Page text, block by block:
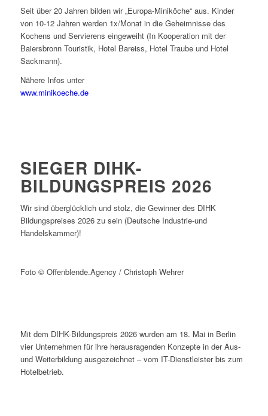
Seit über 20 Jahren bilden wir „Europa-Miniköche“ aus. Kinder
von 10-12 Jahren werden 1x/Monat in die Geheimnisse des
Kochens und Servierens eingeweiht (In Kooperation mit der
Baiersbronn Touristik, Hotel Bareiss, Hotel Traube und Hotel
Sackmann).
Nähere Infos unter
www.minikoeche.de
SIEGER DIHK-
BILDUNGSPREIS 2026
Wir sind überglücklich und stolz, die Gewinner des DIHK
Bildungspreises 2026 zu sein (Deutsche Industrie-und
Handelskammer)!
Foto © Offenblende.Agency / Christoph Wehrer
Mit dem DIHK-Bildungspreis 2026 wurden am 18. Mai in Berlin
vier Unternehmen für ihre herausragenden Konzepte in der Aus-
und Weiterbildung ausgezeichnet – vom IT-Dienstleister bis zum
Hotelbetrieb.